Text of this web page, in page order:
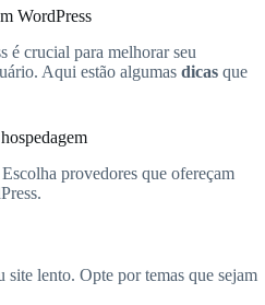
WordPress
é crucial para melhorar seu
Aqui estão algumas dicas que
provedores que ofereçam
site lento. Opte por temas que sejam